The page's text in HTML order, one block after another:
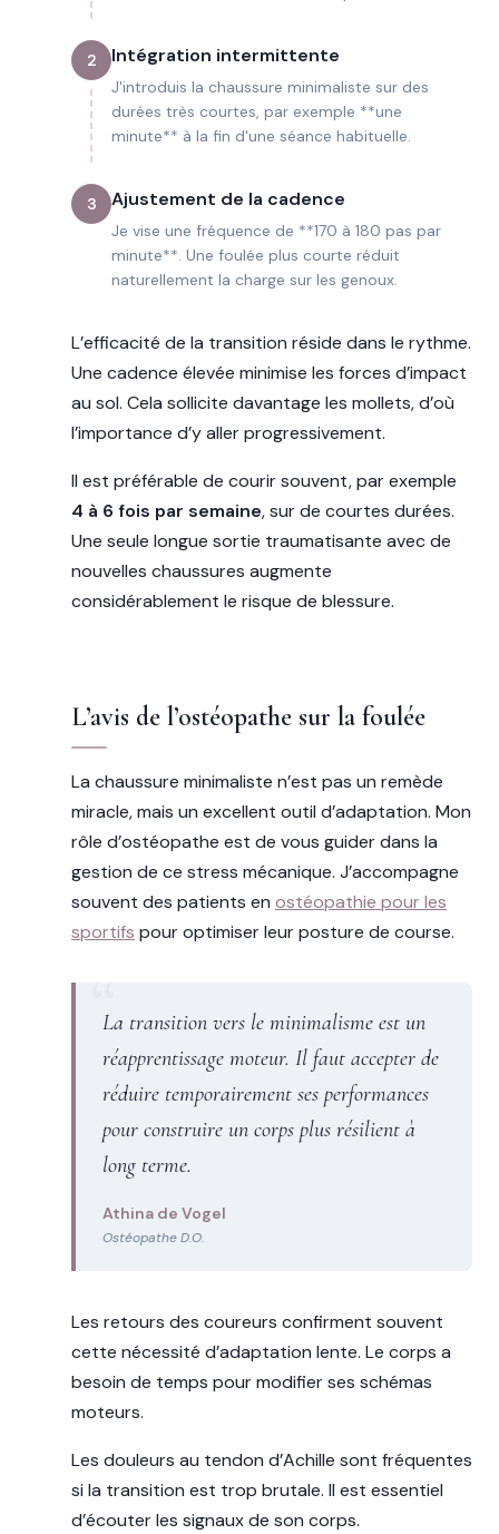
2 Intégration intermittente
J'introduis la chaussure minimaliste sur des
durées très courtes, par exemple **une
minute** à la fin d'une séance habituelle.
3 Ajustement de la cadence
Je vise une fréquence de **170 à 180 pas par
minute**. Une foulée plus courte réduit
naturellement la charge sur les genoux.
L’efficacité de la transition réside dans le rythme.
Une cadence élevée minimise les forces d’impact
au sol. Cela sollicite davantage les mollets, d’où
l’importance d’y aller progressivement.
Il est préférable de courir souvent, par exemple
4 à 6 fois par semaine, sur de courtes durées.
Une seule longue sortie traumatisante avec de
nouvelles chaussures augmente
considérablement le risque de blessure.
L’avis de l’ostéopathe sur la foulée
La chaussure minimaliste n’est pas un remède
miracle, mais un excellent outil d’adaptation. Mon
rôle d’ostéopathe est de vous guider dans la
gestion de ce stress mécanique. J’accompagne
souvent des patients en ostéopathie pour les
sportifs pour optimiser leur posture de course.
La transition vers le minimalisme est un
réapprentissage moteur. Il faut accepter de
réduire temporairement ses performances
pour construire un corps plus résilient à
long terme.
Athina de Vogel
Ostéopathe D.O.
Les retours des coureurs confirment souvent
cette nécessité d’adaptation lente. Le corps a
besoin de temps pour modifier ses schémas
moteurs.
Les douleurs au tendon d’Achille sont fréquentes
si la transition est trop brutale. Il est essentiel
d’écouter les signaux de son corps.